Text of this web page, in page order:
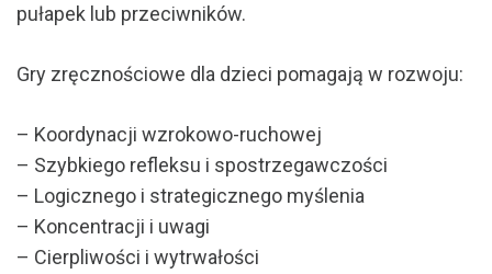
pułapek lub przeciwników.
Gry zręcznościowe dla dzieci pomagają w rozwoju:
– Koordynacji wzrokowo-ruchowej
– Szybkiego refleksu i spostrzegawczości
– Logicznego i strategicznego myślenia
– Koncentracji i uwagi
– Cierpliwości i wytrwałości